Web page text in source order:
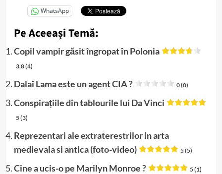
WhatsApp
Pe Aceeași Temă:
Copil vampir găsit îngropat în Polonia
3.8 (4)
Dalai Lama este un agent CIA ? 0 (0)
Conspirațiile din tablourile lui Da Vinci
5 (3)
Reprezentari ale extraterestrilor in arta
medievala si antica (foto-video)
5 (5)
Cine a ucis-o pe Marilyn Monroe ? 5 (1)